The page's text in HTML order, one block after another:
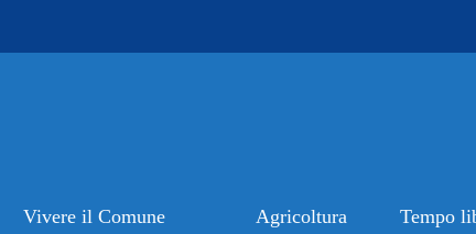
Vivere il Comune Agricoltura Tempo